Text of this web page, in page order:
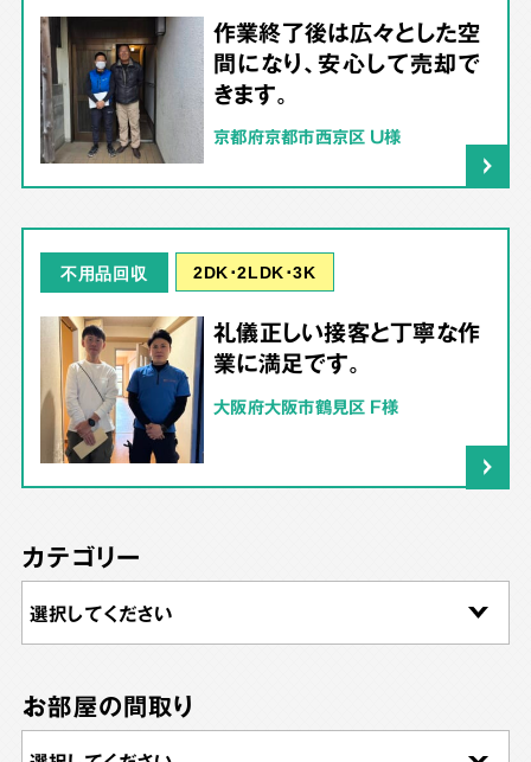
作業終了後は広々とした空
間になり、安心して売却で
きます。
京都府京都市西京区 U様
不用品回収 2DK･2LDK･3K
礼儀正しい接客と丁寧な作
業に満足です。
大阪府大阪市鶴見区 F様
カテゴリー
お部屋の間取り